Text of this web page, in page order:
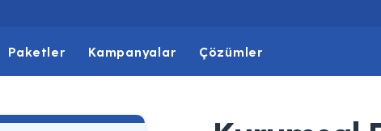
Paketler Kampanyalar Çözümler